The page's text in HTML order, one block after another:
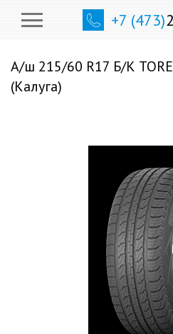
+7 (473)
А/ш 215/60 R17 Б/К
(Калуга)